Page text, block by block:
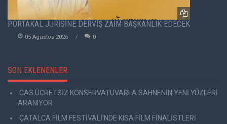
PORTAKAL JÜRİSİNE DERVİŞ ZAİM BAŞKANLIK EDECEK
05 Agustos 2026 0
SON EKLENENLER
CAS ÜCRETSİZ KONSERVATUVARLA SAHNENİN YENİ YÜZLERİ
ARANIYOR
ÇATALCA FİLM FESTİVALİ'NDE KISA FİLM FİNALİSTLERİ